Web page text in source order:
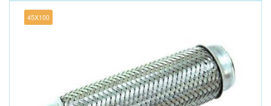
45X100